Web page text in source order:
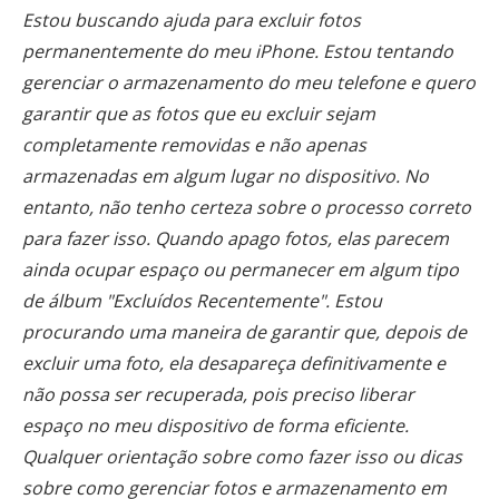
Estou buscando ajuda para excluir fotos
permanentemente do meu iPhone. Estou tentando
gerenciar o armazenamento do meu telefone e quero
garantir que as fotos que eu excluir sejam
completamente removidas e não apenas
armazenadas em algum lugar no dispositivo. No
entanto, não tenho certeza sobre o processo correto
para fazer isso. Quando apago fotos, elas parecem
ainda ocupar espaço ou permanecer em algum tipo
de álbum "Excluídos Recentemente". Estou
procurando uma maneira de garantir que, depois de
excluir uma foto, ela desapareça definitivamente e
não possa ser recuperada, pois preciso liberar
espaço no meu dispositivo de forma eficiente.
Qualquer orientação sobre como fazer isso ou dicas
sobre como gerenciar fotos e armazenamento em